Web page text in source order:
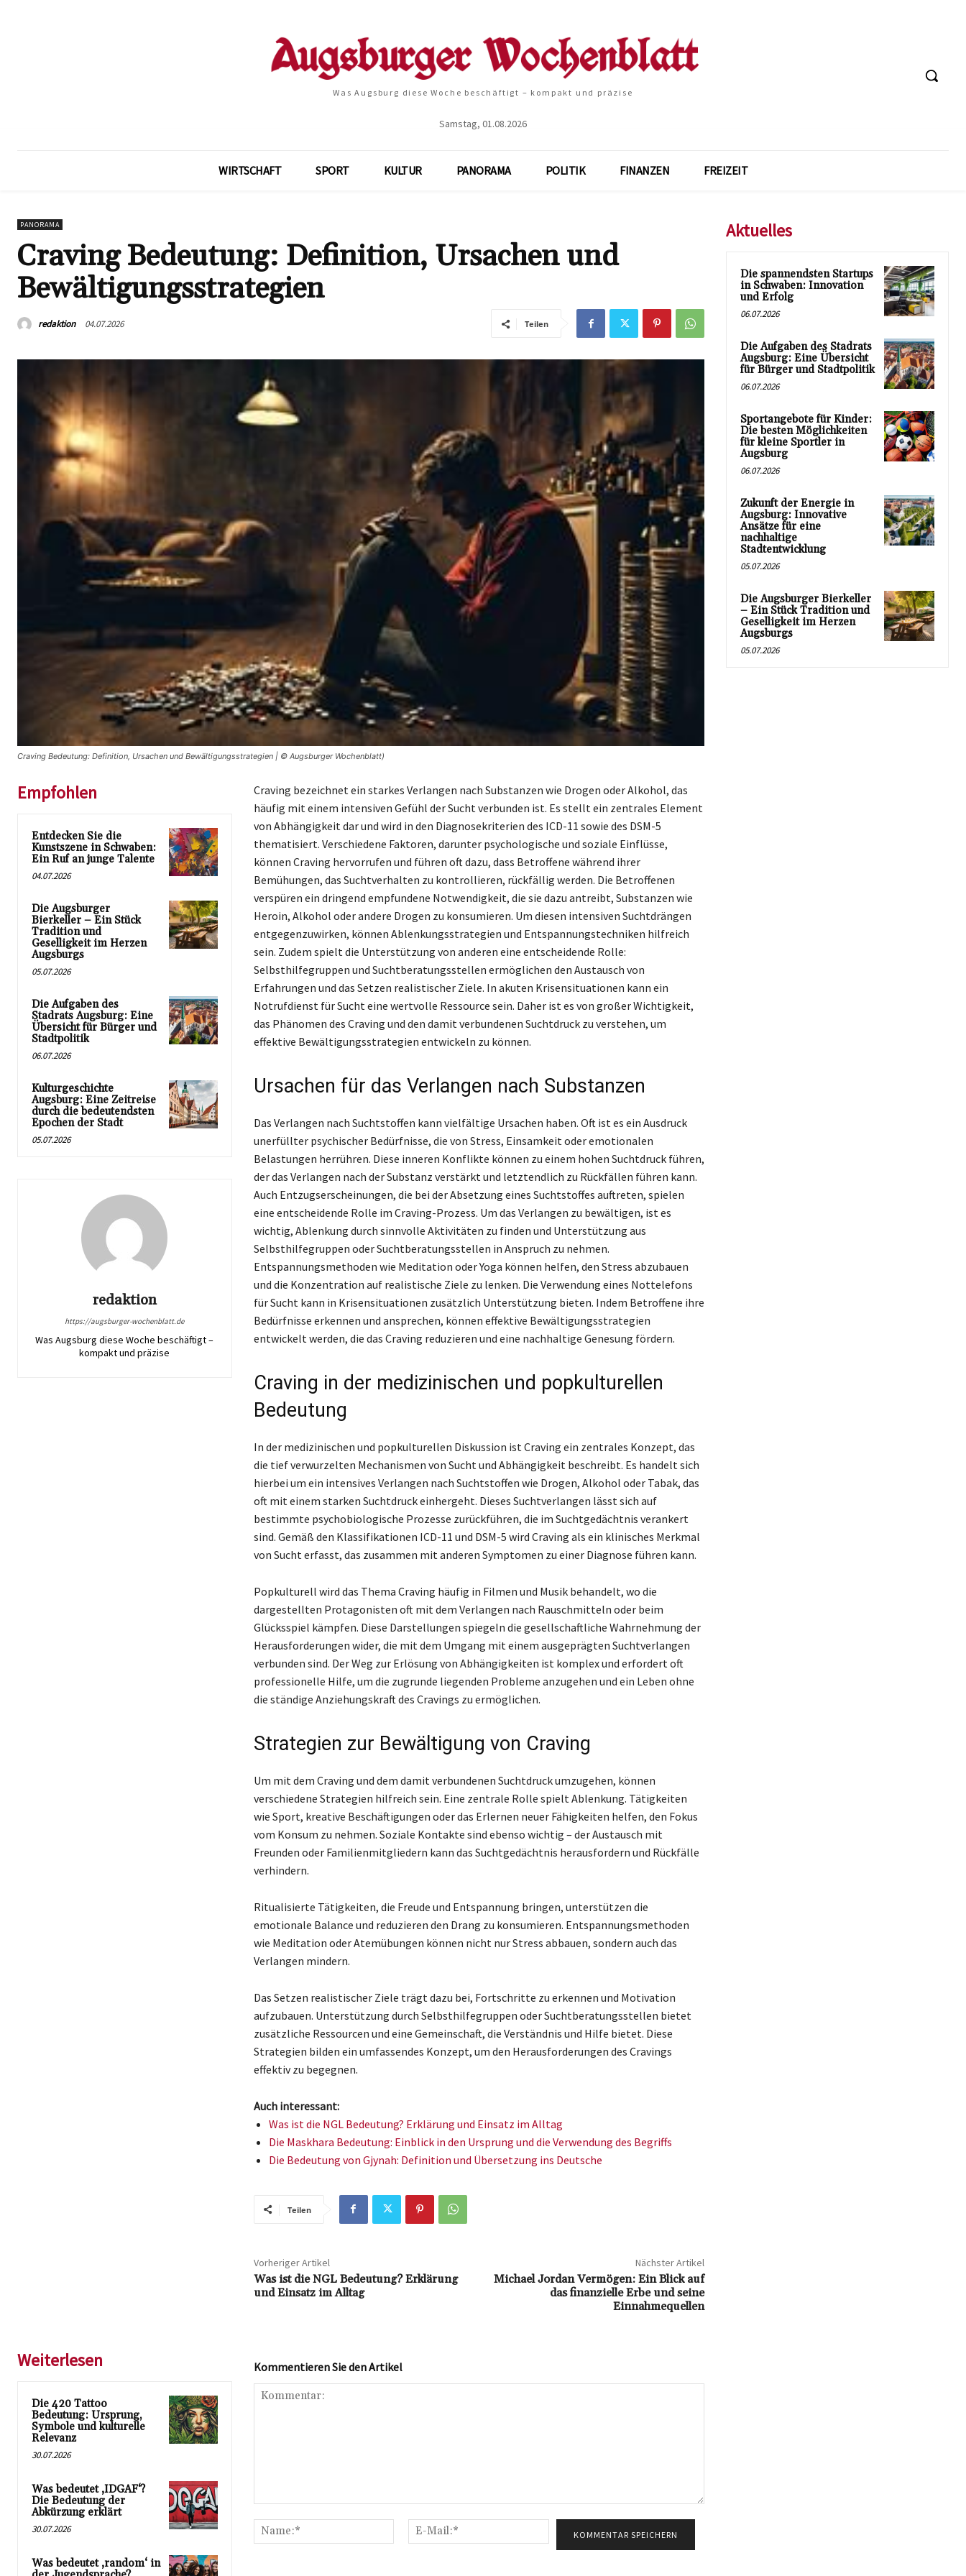
Was Augsburg diese Woche beschäftigt – kompakt und präzise
Samstag, 01.08.2026
WIRTSCHAFT SPORT KULTUR PANORAMA POLITIK FINANZEN FREIZEIT
PANORAMA
Craving Bedeutung: Definition, Ursachen und
Bewältigungsstrategien
redaktion 04.07.2026 Teilen
Craving Bedeutung: Definition, Ursachen und Bewältigungsstrategien | © Augsburger Wochenblatt)
Empfohlen
Entdecken Sie die
Kunstszene in Schwaben:
Ein Ruf an junge Talente
04.07.2026
Die Augsburger
Bierkeller – Ein Stück
Tradition und
Geselligkeit im Herzen
Augsburgs
05.07.2026
Die Aufgaben des
Stadrats Augsburg: Eine
Übersicht für Bürger und
Stadtpolitik
06.07.2026
Kulturgeschichte
Augsburg: Eine Zeitreise
durch die bedeutendsten
Epochen der Stadt
05.07.2026
redaktion
https://augsburger-wochenblatt.de
Was Augsburg diese Woche beschäftigt –
kompakt und präzise
Craving bezeichnet ein starkes Verlangen nach Substanzen wie Drogen oder Alkohol, das
häufig mit einem intensiven Gefühl der Sucht verbunden ist. Es stellt ein zentrales Element
von Abhängigkeit dar und wird in den Diagnosekriterien des ICD-11 sowie des DSM-5
thematisiert. Verschiedene Faktoren, darunter psychologische und soziale Einflüsse,
können Craving hervorrufen und führen oft dazu, dass Betroffene während ihrer
Bemühungen, das Suchtverhalten zu kontrollieren, rückfällig werden. Die Betroffenen
verspüren ein dringend empfundene Notwendigkeit, die sie dazu antreibt, Substanzen wie
Heroin, Alkohol oder andere Drogen zu konsumieren. Um diesen intensiven Suchtdrängen
entgegenzuwirken, können Ablenkungsstrategien und Entspannungstechniken hilfreich
sein. Zudem spielt die Unterstützung von anderen eine entscheidende Rolle:
Selbsthilfegruppen und Suchtberatungsstellen ermöglichen den Austausch von
Erfahrungen und das Setzen realistischer Ziele. In akuten Krisensituationen kann ein
Notrufdienst für Sucht eine wertvolle Ressource sein. Daher ist es von großer Wichtigkeit,
das Phänomen des Craving und den damit verbundenen Suchtdruck zu verstehen, um
effektive Bewältigungsstrategien entwickeln zu können.
Ursachen für das Verlangen nach Substanzen
Das Verlangen nach Suchtstoffen kann vielfältige Ursachen haben. Oft ist es ein Ausdruck
unerfüllter psychischer Bedürfnisse, die von Stress, Einsamkeit oder emotionalen
Belastungen herrühren. Diese inneren Konflikte können zu einem hohen Suchtdruck führen,
der das Verlangen nach der Substanz verstärkt und letztendlich zu Rückfällen führen kann.
Auch Entzugserscheinungen, die bei der Absetzung eines Suchtstoffes auftreten, spielen
eine entscheidende Rolle im Craving-Prozess. Um das Verlangen zu bewältigen, ist es
wichtig, Ablenkung durch sinnvolle Aktivitäten zu finden und Unterstützung aus
Selbsthilfegruppen oder Suchtberatungsstellen in Anspruch zu nehmen.
Entspannungsmethoden wie Meditation oder Yoga können helfen, den Stress abzubauen
und die Konzentration auf realistische Ziele zu lenken. Die Verwendung eines Nottelefons
für Sucht kann in Krisensituationen zusätzlich Unterstützung bieten. Indem Betroffene ihre
Bedürfnisse erkennen und ansprechen, können effektive Bewältigungsstrategien
entwickelt werden, die das Craving reduzieren und eine nachhaltige Genesung fördern.
Craving in der medizinischen und popkulturellen
Bedeutung
In der medizinischen und popkulturellen Diskussion ist Craving ein zentrales Konzept, das
die tief verwurzelten Mechanismen von Sucht und Abhängigkeit beschreibt. Es handelt sich
hierbei um ein intensives Verlangen nach Suchtstoffen wie Drogen, Alkohol oder Tabak, das
oft mit einem starken Suchtdruck einhergeht. Dieses Suchtverlangen lässt sich auf
bestimmte psychobiologische Prozesse zurückführen, die im Suchtgedächtnis verankert
sind. Gemäß den Klassifikationen ICD-11 und DSM-5 wird Craving als ein klinisches Merkmal
von Sucht erfasst, das zusammen mit anderen Symptomen zu einer Diagnose führen kann.
Popkulturell wird das Thema Craving häufig in Filmen und Musik behandelt, wo die
dargestellten Protagonisten oft mit dem Verlangen nach Rauschmitteln oder beim
Glücksspiel kämpfen. Diese Darstellungen spiegeln die gesellschaftliche Wahrnehmung der
Herausforderungen wider, die mit dem Umgang mit einem ausgeprägten Suchtverlangen
verbunden sind. Der Weg zur Erlösung von Abhängigkeiten ist komplex und erfordert oft
professionelle Hilfe, um die zugrunde liegenden Probleme anzugehen und ein Leben ohne
die ständige Anziehungskraft des Cravings zu ermöglichen.
Strategien zur Bewältigung von Craving
Um mit dem Craving und dem damit verbundenen Suchtdruck umzugehen, können
verschiedene Strategien hilfreich sein. Eine zentrale Rolle spielt Ablenkung. Tätigkeiten
wie Sport, kreative Beschäftigungen oder das Erlernen neuer Fähigkeiten helfen, den Fokus
vom Konsum zu nehmen. Soziale Kontakte sind ebenso wichtig – der Austausch mit
Freunden oder Familienmitgliedern kann das Suchtgedächtnis herausfordern und Rückfälle
verhindern.
Ritualisierte Tätigkeiten, die Freude und Entspannung bringen, unterstützen die
emotionale Balance und reduzieren den Drang zu konsumieren. Entspannungsmethoden
wie Meditation oder Atemübungen können nicht nur Stress abbauen, sondern auch das
Verlangen mindern.
Das Setzen realistischer Ziele trägt dazu bei, Fortschritte zu erkennen und Motivation
aufzubauen. Unterstützung durch Selbsthilfegruppen oder Suchtberatungsstellen bietet
zusätzliche Ressourcen und eine Gemeinschaft, die Verständnis und Hilfe bietet. Diese
Strategien bilden ein umfassendes Konzept, um den Herausforderungen des Cravings
effektiv zu begegnen.
Auch interessant:
Was ist die NGL Bedeutung? Erklärung und Einsatz im Alltag
Die Maskhara Bedeutung: Einblick in den Ursprung und die Verwendung des Begriffs
Die Bedeutung von Gjynah: Definition und Übersetzung ins Deutsche
Teilen
Vorheriger Artikel
Was ist die NGL Bedeutung? Erklärung
und Einsatz im Alltag
Nächster Artikel
Michael Jordan Vermögen: Ein Blick auf
das finanzielle Erbe und seine
Einnahmequellen
Weiterlesen
Die 420 Tattoo
Bedeutung: Ursprung,
Symbole und kulturelle
Relevanz
30.07.2026
Was bedeutet ‚IDGAF‘?
Die Bedeutung der
Abkürzung erklärt
30.07.2026
Was bedeutet ‚random‘ in
Kommentieren Sie den Artikel
Name:*
Mail:*
Aktuelles
Die spannendsten Startups
in Schwaben: Innovation
und Erfolg
06.07.2026
Die Aufgaben des Stadrats
Augsburg: Eine Übersicht
für Bürger und Stadtpolitik
06.07.2026
Sportangebote für Kinder:
Die besten Möglichkeiten
für kleine Sportler in
Augsburg
06.07.2026
Zukunft der Energie in
Augsburg: Innovative
Ansätze für eine
nachhaltige
Stadtentwicklung
05.07.2026
Die Augsburger Bierkeller
– Ein Stück Tradition und
Geselligkeit im Herzen
Augsburgs
05.07.2026